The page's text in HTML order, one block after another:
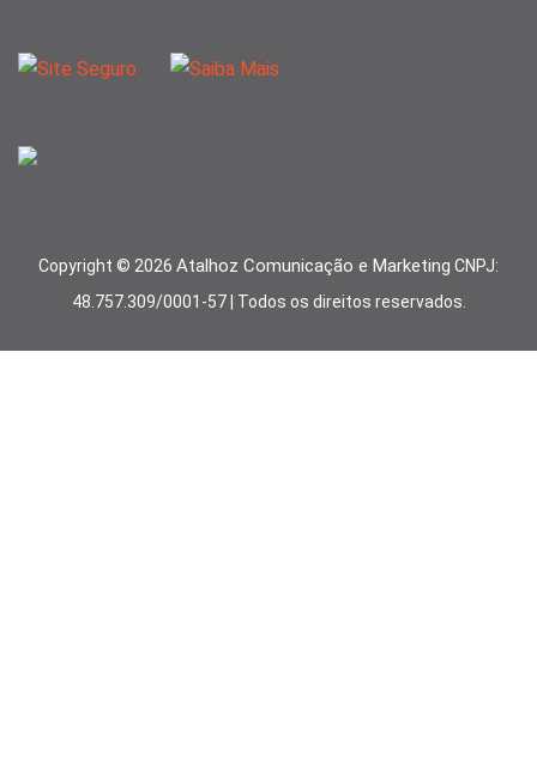
Copyright © 2026 Atalhoz Comunicação e Marketing CNPJ:
48.757.309/0001-57 | Todos os direitos reservados.